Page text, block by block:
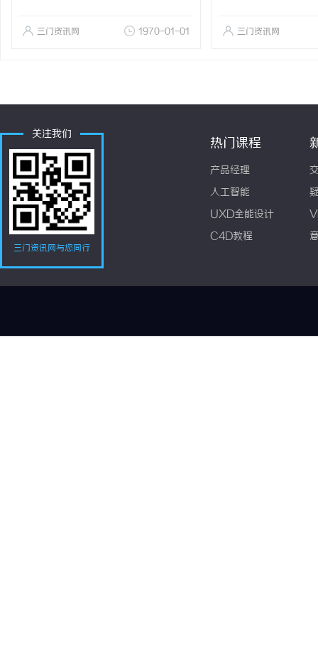
三门资讯网 1970-01-01 三门资讯网
关注我们
三门资讯网与您同行
热门课程
产品经理
人工智能
UXD全能设计
C4D教程